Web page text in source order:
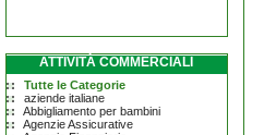
ATTIVITÀ COMMERCIALI
Tutte le Categorie
aziende italiane
Abbigliamento per bambini
Agenzie Assicurative